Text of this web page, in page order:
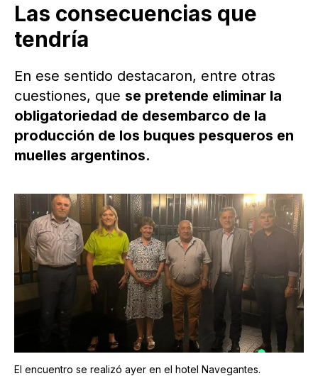
Las consecuencias que
tendría
En ese sentido destacaron, entre otras
cuestiones, que se pretende eliminar la
obligatoriedad de desembarco de la
producción de los buques pesqueros en
muelles argentinos.
El encuentro se realizó ayer en el hotel Navegantes.